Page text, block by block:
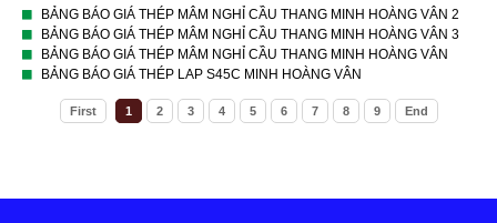
BẢNG BÁO GIÁ THÉP MÂM NGHỈ CẦU THANG MINH HOÀNG VÂN 2
BẢNG BÁO GIÁ THÉP MÂM NGHỈ CẦU THANG MINH HOÀNG VÂN 3
BẢNG BÁO GIÁ THÉP MÂM NGHỈ CẦU THANG MINH HOÀNG VÂN
BẢNG BÁO GIÁ THÉP LAP S45C MINH HOÀNG VÂN
First 1 2 3 4 5 6 7 8 9 End